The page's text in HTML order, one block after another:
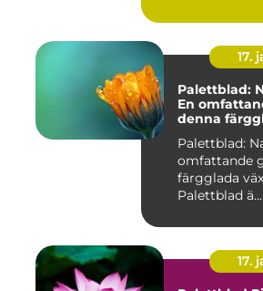
17.
Palettblad:
En
denna
Palettblad:
omfattande
färgglada växt
Palettblad ä...
17.